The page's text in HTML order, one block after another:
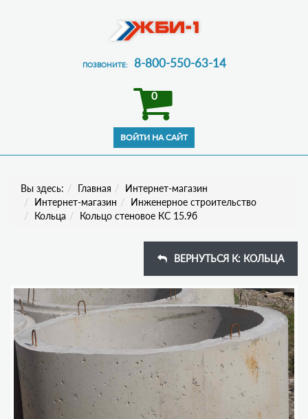
ПОЗВОНИТЕ: 8-800-550-63-14
0
Вы здесь: Главная
Интернет-магазин
Интернет-магазин
Инженерное строительство
Кольца
Кольцо стеновое КС 15.9б
ВЕРНУТЬСЯ К: КОЛЬЦА